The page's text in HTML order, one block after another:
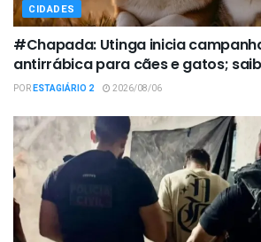
CIDADES
#Chapada: Utinga inicia
antirrábica para cães e gatos;
PORESTAGIÁRIO 2 2026/08/06